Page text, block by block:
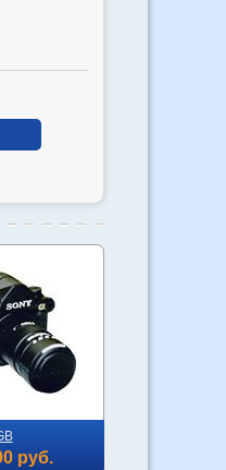
руб.